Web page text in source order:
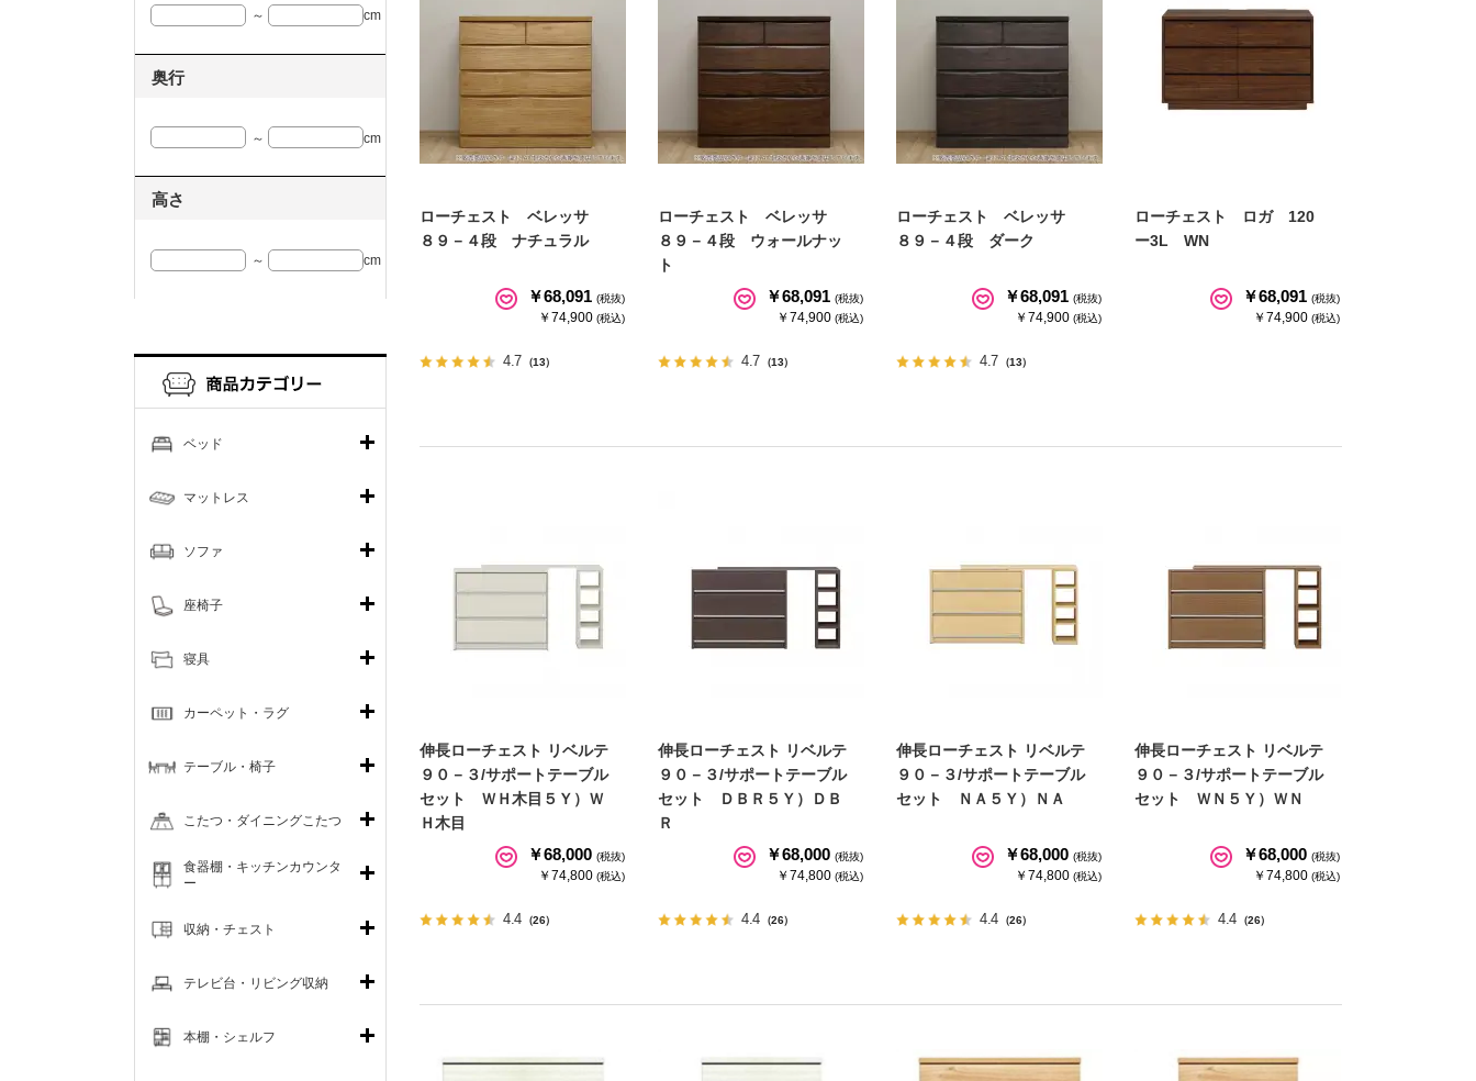
ローチェスト ベレッサ
８９－４段 ナチュラル
￥68,091 (税抜)
￥74,900 (税込)
4.7 （13）
ローチェスト ベレッサ
８９－４段 ウォールナッ
ト
￥68,091 (税抜)
￥74,900 (税込)
4.7 （13）
ローチェスト ベレッサ
８９－４段 ダーク
￥68,091 (税抜)
￥74,900 (税込)
4.7 （13）
ローチェスト ロガ 120
ー3L WN
￥68,091 (税抜)
￥74,900 (税込)
伸長ローチェスト リベルテ
９０－３/サポートテーブル
セット ＷＨ木目５Ｙ）Ｗ
Ｈ木目
￥68,000 (税抜)
￥74,800 (税込)
4.4 （26）
伸長ローチェスト リベルテ
９０－３/サポートテーブル
セット ＤＢＲ５Ｙ）ＤＢ
Ｒ
￥68,000 (税抜)
￥74,800 (税込)
4.4 （26）
伸長ローチェスト リベルテ
９０－３/サポートテーブル
セット ＮＡ５Ｙ）ＮＡ
￥68,000 (税抜)
￥74,800 (税込)
4.4 （26）
伸長ローチェスト リベルテ
９０－３/サポートテーブル
セット ＷＮ５Ｙ）ＷＮ
￥68,000 (税抜)
￥74,800 (税込)
4.4 （26）
～ cm
奥行
～ cm
高さ
～ cm
ベッド
マットレス
ソファ
寝具
座椅子
カーペット・ラグ
テーブル・椅子
こたつ・ダイニングこたつ
食器棚・キッチンカウンタ
ー
収納・チェスト
テレビ台・リビング収納
本棚・シェルフ